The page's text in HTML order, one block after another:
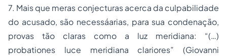
7. Mais que meras conjecturas acerca da culpabilidade
do acusado, são necessáarias, para sua condenação,
provas tão claras como a luz meridiana: “(…)
probationes luce meridiana clariores” (Giovanni